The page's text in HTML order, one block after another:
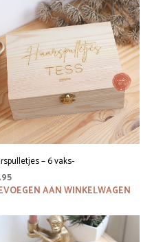
– 6 vaks-
AAN WINKELWAGEN